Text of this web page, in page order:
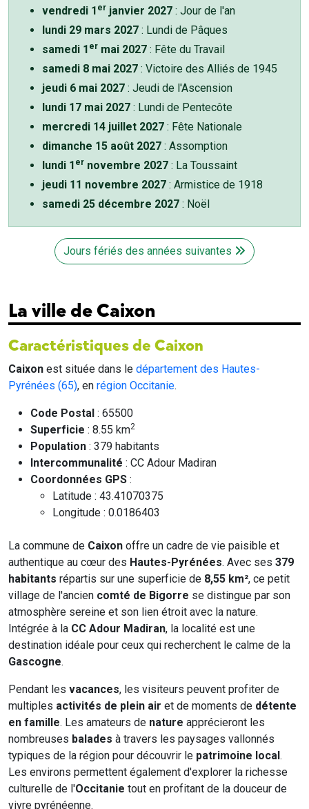
vendredi 1 er janvier 2027 : Jour de l'an
lundi 29 mars 2027 : Lundi de Pâques
samedi 1 er mai 2027 : Fête du Travail
samedi 8 mai 2027 : Victoire des Alliés de 1945
jeudi 6 mai 2027 : Jeudi de l'Ascension
lundi 17 mai 2027 : Lundi de Pentecôte
mercredi 14 juillet 2027 : Fête Nationale
dimanche 15 août 2027 : Assomption
lundi 1 er novembre 2027 : La Toussaint
jeudi 11 novembre 2027 : Armistice de 1918
samedi 25 décembre 2027 : Noël
Jours fériés des années suivantes
La ville de Caixon
Caractéristiques de Caixon
Caixon est située dans le département des Hautes-
Pyrénées (65), en région Occitanie.
Code Postal : 65500
Superficie : 8.55 km2
Population : 379 habitants
Intercommunalité : CC Adour Madiran
Coordonnées GPS :
Latitude : 43.41070375
Longitude : 0.0186403
La commune de Caixon offre un cadre de vie paisible et
authentique au cœur des Hautes-Pyrénées. Avec ses 379
habitants répartis sur une superficie de 8,55 km², ce petit
village de l'ancien comté de Bigorre se distingue par son
atmosphère sereine et son lien étroit avec la nature.
Intégrée à la CC Adour Madiran, la localité est une
destination idéale pour ceux qui recherchent le calme de la
Gascogne.
Pendant les vacances, les visiteurs peuvent profiter de
multiples activités de plein air et de moments de détente
en famille. Les amateurs de nature apprécieront les
nombreuses balades à travers les paysages vallonnés
typiques de la région pour découvrir le patrimoine local.
Les environs permettent également d'explorer la richesse
culturelle de l'Occitanie tout en profitant de la douceur de
vivre pyrénéenne.